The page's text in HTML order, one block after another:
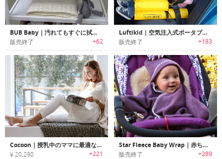
BUB Baby｜汚れてもすぐに拭き取り可能なオムツ替え用パッドカバーのご紹介です。
販売終了 +62
Luftikid｜空気注入式ポータブルチャイルドシート「ルフティキッド」
販売終了 +183
Cocoon｜授乳中のママに最適なストールデザインのスタイリッシュ授乳ラップ「コクーン」
¥ 20,290 +221
Star Fleece Baby Wrap｜赤ちゃん用星型フリースおくるみ
販売終了 +289